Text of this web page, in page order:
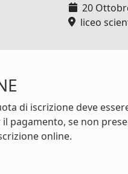
20
liceo
di iscrizione deve
pagamento, se non
online.